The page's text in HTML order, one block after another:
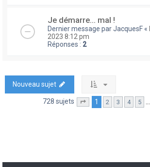
Je démarre... mal !
Dernier message parJacquesF «
2023 8:12 pm
Réponses : 2
Nouveau sujet
728 sujets Page sur30
1 2 3 4 5 …